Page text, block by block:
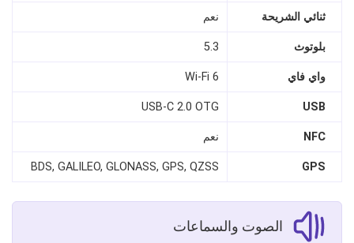
ثنائي الشريحة نعم
بلوتوث 5.3
واي فاي Wi‑Fi 6
USB
USB‑C 2.0 OTG
NFC نعم
GPS
BDS, GALILEO, GLONASS, GPS, QZSS
الصوت والسماعات